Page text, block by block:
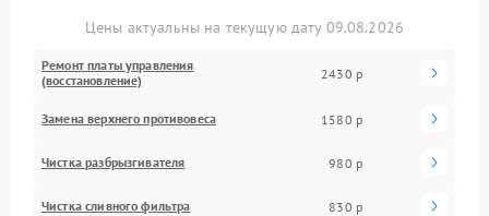
Цены актуальны на текущую дату 09.08.2026
Ремонт платы управления
(восстановление)
2430 р
Замена верхнего противовеса 1580 р
Чистка разбрызгивателя 980 р
Чистка сливного фильтра 830 р